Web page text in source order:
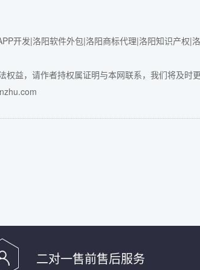
开发|洛阳软件外包|洛阳商标代理|洛阳知识产权|
权益，请作者持权属证明与本网联系，我们将及时
二对一售前售后服务